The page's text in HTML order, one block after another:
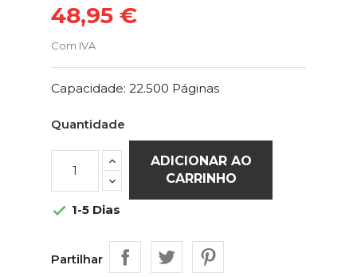
48,95 €
Com IVA
Capacidade: 22.500 Páginas
Quantidade
ADICIONAR AO
CARRINHO
 1-5 Dias
Partilhar